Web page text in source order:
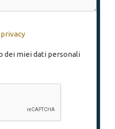
miei dati personali